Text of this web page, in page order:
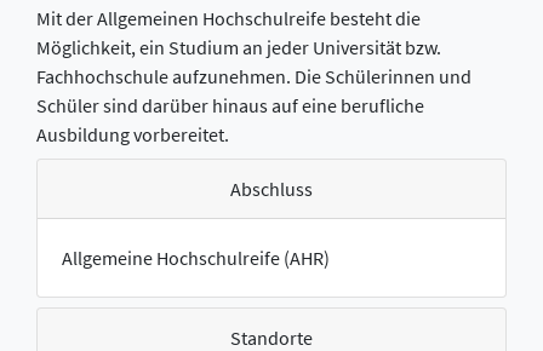
Mit der Allgemeinen Hochschulreife besteht die
Möglichkeit, ein Studium an jeder Universität bzw.
Fachhochschule aufzunehmen. Die Schülerinnen und
Schüler sind darüber hinaus auf eine berufliche
Ausbildung vorbereitet.
Abschluss
Allgemeine Hochschulreife (AHR)
Standorte